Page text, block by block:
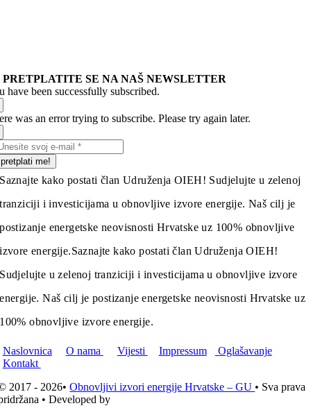
PRETPLATITE SE NA NAŠ NEWSLETTER
have been successfully subscribed.
was an error trying to subscribe. Please try again later.
pretplati me!
Saznajte kako postati član Udruženja OIEH! Sudjelujte u zelenoj
tranziciji i investicijama u obnovljive izvore energije. Naš cilj je
postizanje energetske neovisnosti Hrvatske uz 100% obnovljive
izvore energije.Saznajte kako postati član Udruženja OIEH!
Sudjelujte u zelenoj tranziciji i investicijama u obnovljive izvore
energije. Naš cilj je postizanje energetske neovisnosti Hrvatske uz
100% obnovljive izvore energije.
Naslovnica O nama Vijesti Impressum
Oglašavanje
Kontakt
2017 - 2026•Obnovljivi izvori energije Hrvatske – GU • Sva prava
• Developed by